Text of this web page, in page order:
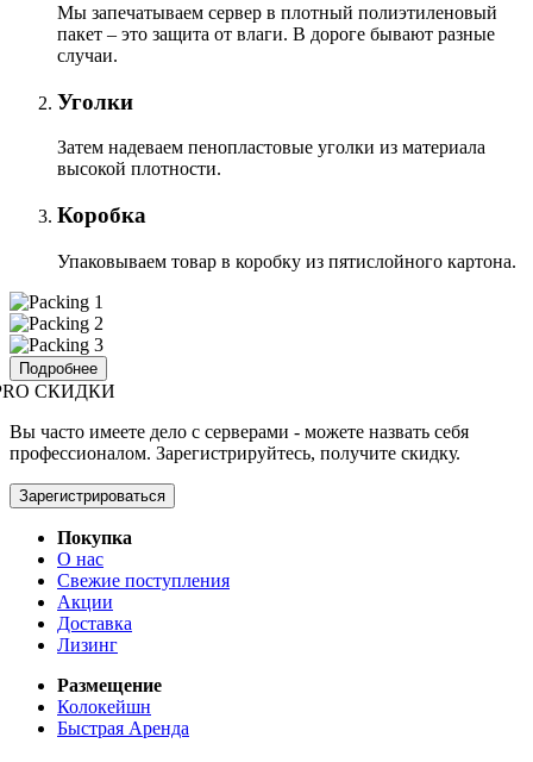
Мы запечатываем сервер в плотный полиэтиленовый
пакет – это защита от влаги. В дороге бывают разные
случаи.
Уголки
Затем надеваем пенопластовые уголки из материала
высокой плотности.
Коробка
Упаковываем товар в коробку из пятислойного картона.
Подробнее
СКИДКИ
Вы часто имеете дело с серверами - можете назвать себя
профессионалом. Зарегистрируйтесь, получите скидку.
Зарегистрироваться
Покупка
О нас
Свежие поступления
Акции
Доставка
Лизинг
Размещение
Колокейшн
Быстрая Аренда